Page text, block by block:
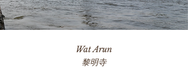
Wat Arun
黎明寺